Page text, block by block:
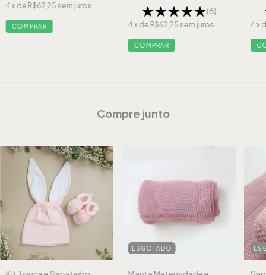
4 x de R$62,25 sem juros
COMPRAR
(6)
4 x de R$62,25 sem juros
COMPRAR
4 x
Compre junto
ESGOTADO